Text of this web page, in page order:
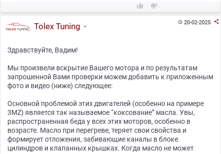
 
20-02-2025 
Tolex Tuning
Здравствуйте, Вадим!
Мы произвели вскрытие Вашего мотора и по результатам
запрошенной Вами проверки можем добавить к приложенным
фото и видео (ниже) следующее:
Основной проблемой этих двигателей (особенно на примере
3MZ) является так называемое “коксование” масла. Увы,
распространенная беда у всех этих моторов, особенно в
возрасте. Масло при перегреве, теряет свои свойства и
формирует отложения, забивающие каналы в блоке
цилиндров и клапанных крышках. Когда масло не может